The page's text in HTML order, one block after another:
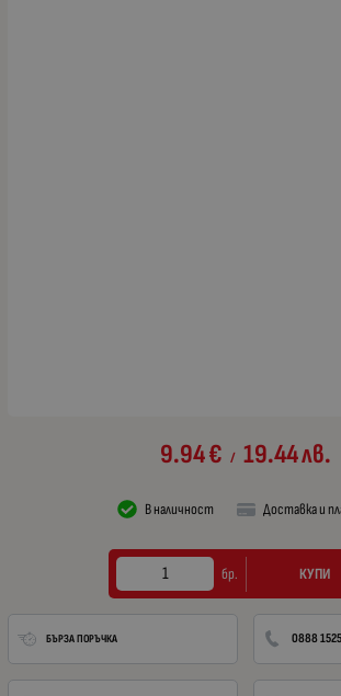
9.94€ / 19.44лв.
В наличност Доставка и
бр. КУПИ
БЪРЗА ПОРЪЧКА 0888